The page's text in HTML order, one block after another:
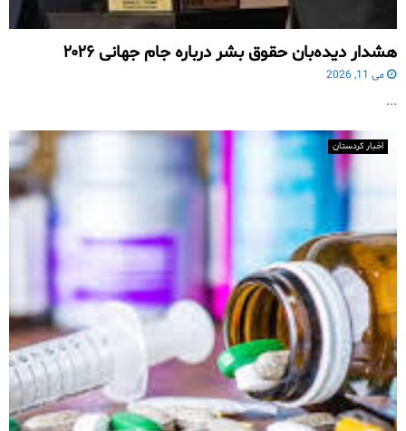
هشدار دیده‌بان حقوق بشر درباره جام جهانی ۲۰۲۶
می 11, 2026
...
اخبار کردستان